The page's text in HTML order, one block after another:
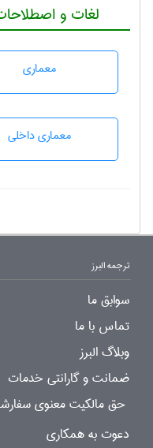
لغات و
معماری
معماری داخلی
ترجمه البرز
سوابق ما
تماس با ما
وبلاگ البرز
ضمانت و گارانتی خدمات
حق مالکیت معنوی
دعوت به همکاری